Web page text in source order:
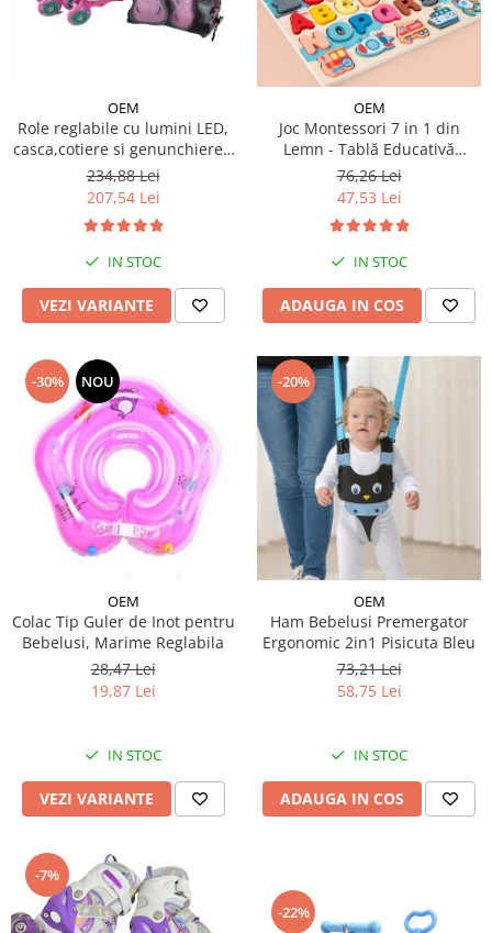
OEM
Role reglabile cu lumini LED,
casca,cotiere si genunchiere -
Ursuletul vesel Panda
234,88 Lei
207,54 Lei
IN STOC
VEZI VARIANTE
OEM
Joc Montessori 7 in 1 din
Lemn - Tablă Educativă
Logaritmică
76,26 Lei
47,53 Lei
IN STOC
ADAUGA IN COS
-30% NOU
OEM
Colac Tip Guler de Inot pentru
Bebelusi, Marime Reglabila
28,47 Lei
19,87 Lei
IN STOC
VEZI VARIANTE
-20%
OEM
Ham Bebelusi Premergator
Ergonomic 2in1 Pisicuta Bleu
73,21 Lei
58,75 Lei
IN STOC
ADAUGA IN COS
-7%
-22%